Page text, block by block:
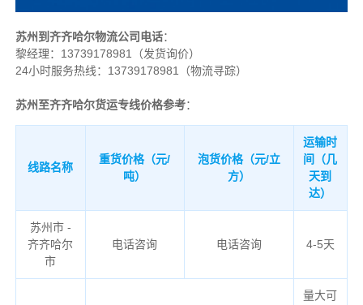
苏州到齐齐哈尔物流公司电话：
黎经理： 13739178981（发货询价）
24小时服务热线：13739178981（物流寻踪）
苏州至齐齐哈尔货运专线价格参考：
线路名称
重货价格（元/
吨）
泡货价格（元/立
方）
运输时
间（几
天到
达）
苏州市 -
齐齐哈尔
市
电话咨询 电话咨询 4-5天
量大可